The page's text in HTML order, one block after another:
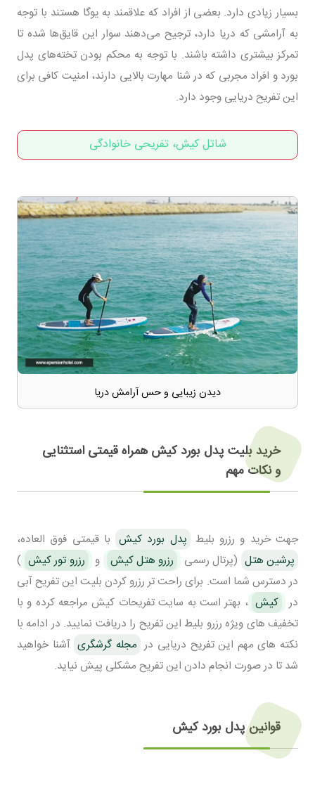
بسیار زیادی دارد. بعضی از افراد که علاقمند به یوگا هستند با توجه
به آرامشی که دریا دارد، ترجیح می‌دهند سوار این قایق‌ها شده تا
تمرکز بیشتری داشته باشند. با توجه به محکم بودن تخته‌های پدل
بورد و افراد مجربی که در شنا مهارت بالایی دارند، امنیت کافی برای
این تفریح دریایی وجود دارد.
شاتل کیش، تفریحی خانوادگی
دیدن زیبایی و حس آرامش دریا
خرید بلیت پدل بورد کیش همراه قیمتی استثنایی
و نکات مهم
جهت خرید و رزرو بلیط پدل بورد کیش با قیمتی فوق العاده،
پرشین هتل (پرتال رسمی رزرو هتل کیش و رزرو تور کیش )
در دسترس شما است. برای راحت تر رزرو کردن بلیت این تفریح آبی
در کیش ، بهتر است به سایت تفریحات کیش مراجعه کرده و با
تخفیف های ویژه رزرو بلیط این تفریح را دریافت نمایید. در ادامه با
نکته های مهم این تفریح دریایی در مجله گرشگری آشنا خواهید
شد تا در صورت انجام دادن این تفریح مشکلی پیش نیاید.
قوانین پدل بورد کیش